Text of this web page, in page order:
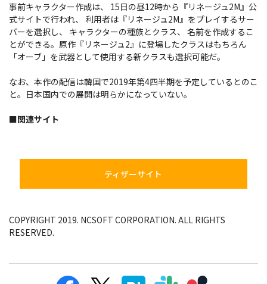
事前キャラクター作成は、 15日の昼12時から『リネージュ2M』公
式サイトで行われ、 利用者は『リネージュ2M』をプレイするサー
バーを選択し、 キャラクターの種族とクラス、 名前を作成するこ
とができる。原作『リネージュ2』に登場したクラスはもちろん
「オーブ」を武器として使用する新クラスも選択可能だ。
なお、本作の配信は韓国で2019年第4四半期を予定しているとのこ
と。日本国内での展開は明らかになっていない。
■関連サイト
ティザーサイト
COPYRIGHT 2019. NCSOFT CORPORATION. ALL RIGHTS
RESERVED.